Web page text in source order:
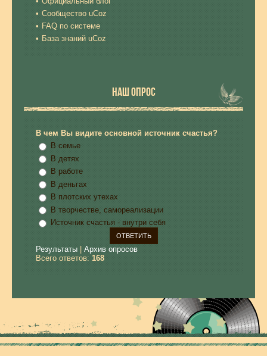
Сообщество uCoz
FAQ по системе
База знаний uCoz
НАШ ОПРОС
В чем Вы видите основной источник счастья?
В семье
В детях
В работе
В деньгах
В плотских утехах
В творчестве, самореализации
Источник счастья - внутри себя
Результаты
Архив опросов
Всего ответов: 168